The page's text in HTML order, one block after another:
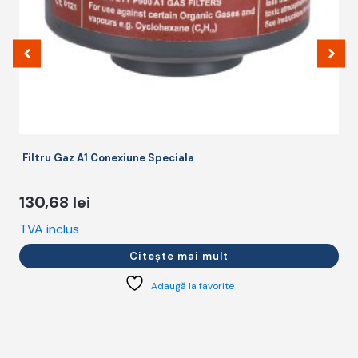
Filtru Gaz A1 Conexiune Speciala
130,68 lei
TVA inclus
Citește mai mult
Adaugă la favorite